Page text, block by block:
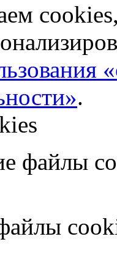
.
файлы